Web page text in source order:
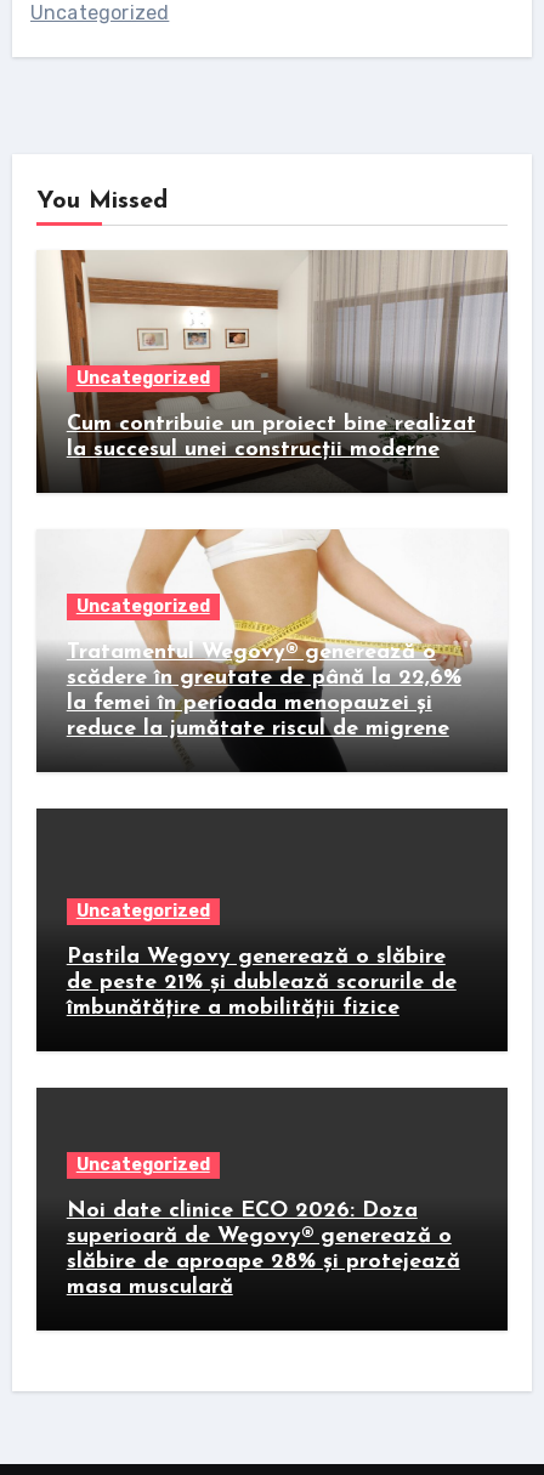
Uncategorized
You Missed
Uncategorized
Cum contribuie un proiect bine realizat
la succesul unei construcții moderne
Uncategorized
Tratamentul Wegovy® generează o
scădere în greutate de până la 22,6%
la femei în perioada menopauzei și
reduce la jumătate riscul de migrene
Uncategorized
Pastila Wegovy generează o slăbire
de peste 21% și dublează scorurile de
îmbunătățire a mobilității fizice
Uncategorized
Noi date clinice ECO 2026: Doza
superioară de Wegovy® generează o
slăbire de aproape 28% și protejează
masa musculară